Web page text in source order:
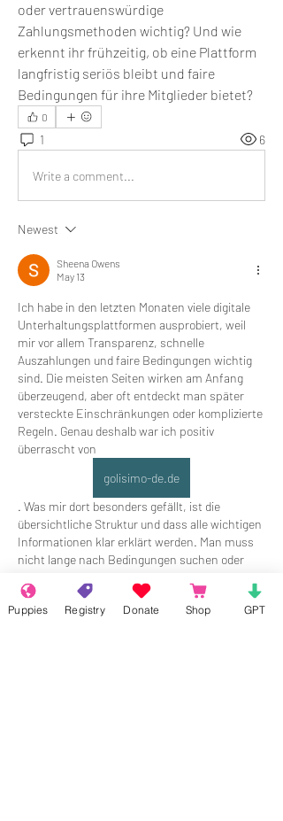
oder vertrauenswürdige
Zahlungsmethoden wichtig? Und wie
erkennt ihr frühzeitig, ob eine Plattform
langfristig seriös bleibt und faire
Bedingungen für ihre Mitglieder bietet?
0
1 6
Write a comment...
Newest
Sheena Owens
May 13
Ich habe in den letzten Monaten viele digitale
Unterhaltungsplattformen ausprobiert, weil
mir vor allem Transparenz, schnelle
Auszahlungen und faire Bedingungen wichtig
sind. Die meisten Seiten wirken am Anfang
überzeugend, aber oft entdeckt man später
versteckte Einschränkungen oder komplizierte
Regeln. Genau deshalb war ich positiv
überrascht von
golisimo-de.de
. Was mir dort besonders gefällt, ist die
übersichtliche Struktur und dass alle wichtigen
Informationen klar erklärt werden. Man muss
nicht lange nach Bedingungen suchen oder
Plattform wirkt modern, stabil und gleichzeitig
sehr benutzerfreundlich – selbst für Leute, die
Puppies Registry Donate Shop GPT